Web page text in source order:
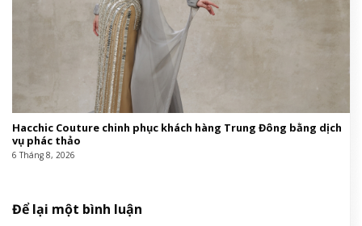
Hacchic Couture chinh phục khách hàng Trung Đông bằng dịch
vụ phác thảo
6 Tháng 8, 2026
Để lại một bình luận